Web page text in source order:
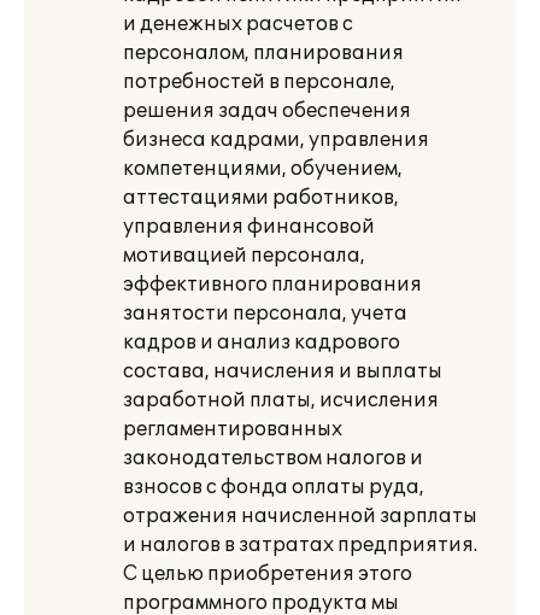
и денежных расчетов с
персоналом, планирования
потребностей в персонале,
решения задач обеспечения
бизнеса кадрами, управления
компетенциями, обучением,
аттестациями работников,
управления финансовой
мотивацией персонала,
эффективного планирования
занятости персонала, учета
кадров и анализ кадрового
состава, начисления и выплаты
заработной платы, исчисления
регламентированных
законодательством налогов и
взносов с фонда оплаты руда,
отражения начисленной зарплаты
и налогов в затратах предприятия.
С целью приобретения этого
программного продукта мы